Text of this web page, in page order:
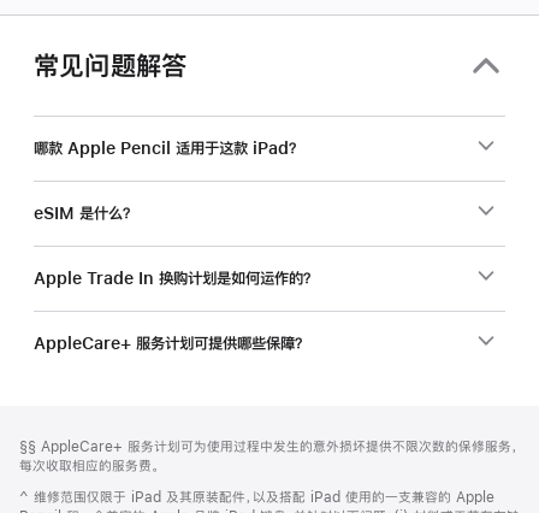
的
选
购
常见问题解答
哪款 Apple Pencil 适用于这款 iPad？
eSIM 是什么？
Apple Trade In 换购计划是如何运作的？
AppleCare+ 服务计划可提供哪些保障？
页
页
注
脚
注
§§ AppleCare+ 服务计划可为使用过程中发生的意外损坏提供不限次数的保修服务，
每次收取相应的服务费。
脚
^ 维修范围仅限于 iPad 及其原装配件，以及搭配 iPad 使用的一支兼容的 Apple